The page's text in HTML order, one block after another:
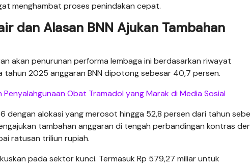
menghambat proses penindakan cepat.
dan Alasan BNN Ajukan Tambahan
akan penurunan performa lembaga ini berdasarkan riwayat
tahun 2025 anggaran BNN dipotong sebesar 40,7 persen.
Penyalahgunaan Obat Tramadol yang Marak di Media Sosial
dengan alokasi yang merosot hingga 52,8 persen dari tahun
tambahan anggaran di tengah perbandingan kontras
ratusan triliun rupiah.
pada sektor kunci. Termasuk Rp 579,27 miliar untuk